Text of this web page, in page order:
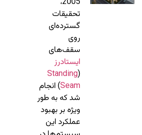
تحقیقات
گسترده‌ای
روی
سقف‌های
ایستادرز
(
Standing
Seam) انجام
شد که به طور
ویژه بر بهبود
عملکرد این